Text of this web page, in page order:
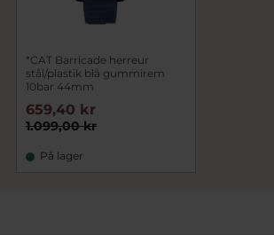
*CAT Barricade herreur
stål/plastik blå gummirem
10bar 44mm
1.099,00 kr
659,40 kr
På lager